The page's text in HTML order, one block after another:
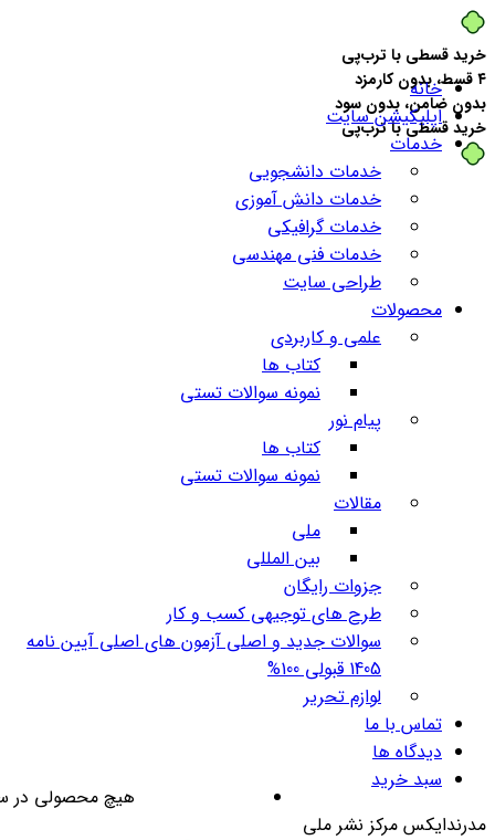
خرید قسطی با ترب‌پی
۴ قسط، بدون کارمزد
بدون ضامن، بدون سود
خرید قسطی با ترب‌پی
خانه
اپلیکیشن سایت
خدمات
خدمات دانشجویی
خدمات دانش آموزی
خدمات گرافیکی
خدمات فنی مهندسی
طراحی سایت
محصولات
علمی و کاربردی
کتاب ها
نمونه سوالات تستی
پیام نور
کتاب ها
نمونه سوالات تستی
مقالات
ملی
بین المللی
جزوات رایگان
طرح های توجیهی کسب و کار
سوالات جدید و اصلی آزمون های اصلی آیین نامه
1405 قبولی 100%
لوازم تحریر
تماس با ما
دیدگاه ها
هیچ محصولی در
سبد خرید
مدرندایکس مرکز نشر ملی